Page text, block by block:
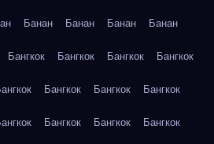
Банан Банан Банан Банан
Бангкок Бангкок Бангкок Бангкок
Бангкок Бангкок Бангкок
Бангкок Бангкок Бангкок